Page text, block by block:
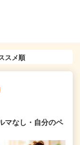
マなし・自分のペ